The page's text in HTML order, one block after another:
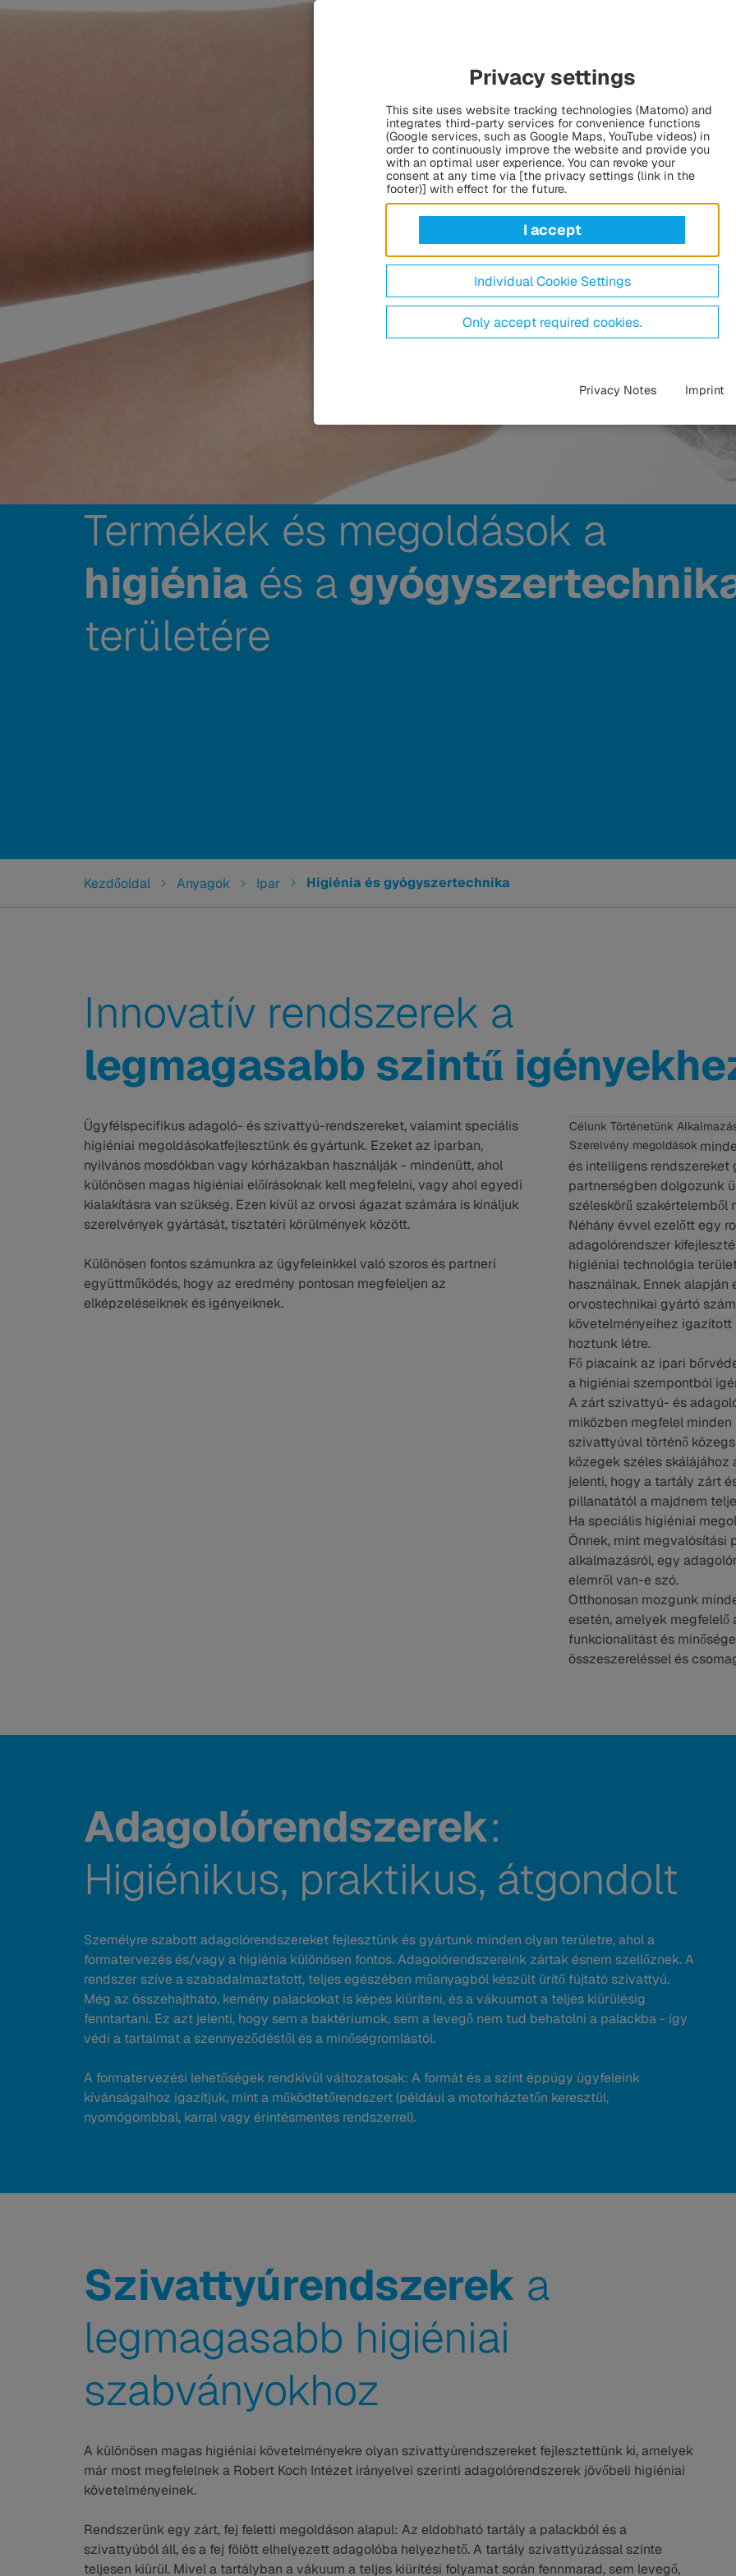
Privacy settings
This site uses website tracking technologies (Matomo) and
integrates third-party services for convenience functions
(Google services, such as Google Maps, YouTube videos) in
order to continuously improve the website and provide you
with an optimal user experience. You can revoke your
consent at any time via [the privacy settings (link in the
footer)] with effect for the future.
I accept
Individual Cookie Settings
Only accept required cookies.
Privacy Notes Imprint
Termékek és megoldások a
higiénia és a
területére
Kezdőoldal
Anyagok Ipar Higiénia és gyógyszertechnika
Innovatív rendszerek a
legmagasabb szintű
Ügyfélspecifikus adagoló- és szivattyú-rendszereket, valamint speciális
higiéniai megoldásokatfejlesztünk és gyártunk. Ezeket az iparban,
nyilvános mosdókban vagy kórházakban használják - mindenütt, ahol
különösen magas higiéniai előírásoknak kell megfelelni, vagy ahol egyedi
kialakításra van szükség. Ezen kívül az orvosi ágazat számára is kínáljuk
szerelvények gyártását, tisztatéri körülmények között.
Különösen fontos számunkra az ügyfeleinkkel való szoros és partneri
együttműködés, hogy az eredmény pontosan megfeleljen az
elképzeléseiknek és igényeiknek.
Célunk Történetünk
Szerelvény megoldások
és intelligens rendszereket
partnerségben dolgozunk
széleskörű szakértelemből
Néhány évvel ezelőtt egy
adagolórendszer
higiéniai technológia
használnak. Ennek
orvostechnikai gyártó
követelményeihez
hoztunk létre.
Fő piacaink az ipari
a higiéniai szempontból
A zárt szivattyú- és
miközben megfelel
szivattyúval történő
közegek széles skálájához
jelenti, hogy a tartály zárt
pillanatától a majdnem
Ha speciális higiéniai
Önnek, mint
alkalmazásról, egy
elemről van-e szó.
Otthonosan mozgunk
esetén, amelyek
funkcionalitást és
összeszereléssel és
Adagolórendszerek:
Higiénikus, praktikus, átgondolt
Személyre szabott adagolórendszereket fejlesztünk és gyártunk minden olyan területre, ahol a
formatervezés és/vagy a higiénia különösen fontos. Adagolórendszereink zártak ésnem szellőznek. A
rendszer szíve a szabadalmaztatott, teljes egészében műanyagból készült ürítő fújtató szivattyú.
Még az összehajtható, kemény palackokat is képes kiüríteni, és a vákuumot a teljes kiürülésig
fenntartani. Ez azt jelenti, hogy sem a baktériumok, sem a levegő nem tud behatolni a palackba - így
védi a tartalmat a szennyeződéstől és a minőségromlástól.
A formatervezési lehetőségek rendkívül változatosak: A formát és a színt éppúgy ügyfeleink
kívánságaihoz igazítjuk, mint a működtetőrendszert (például a motorháztetőn keresztül,
nyomógombbal, karral vagy érintésmentes rendszerrel).
Szivattyúrendszerek a
legmagasabb higiéniai
szabványokhoz
A különösen magas higiéniai követelményekre olyan szivattyúrendszereket fejlesztettünk ki, amelyek
már most megfelelnek a Robert Koch Intézet irányelvei szerinti adagolórendszerek jövőbeli higiéniai
követelményeinek.
Rendszerünk egy zárt, fej feletti megoldáson alapul: Az eldobható tartály a palackból és a
szivattyúból áll, és a fej fölött elhelyezett adagolóba helyezhető. A tartály szivattyúzással szinte
teljesen kiürül. Mivel a tartályban a vákuum a teljes kiürítési folyamat során fennmarad, sem levegő,